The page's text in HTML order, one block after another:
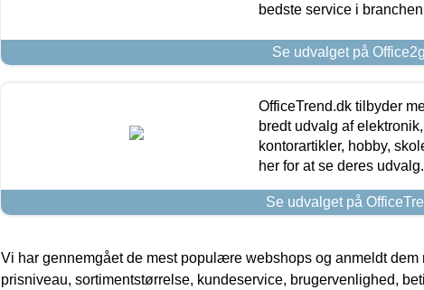
bedste service i
Se udvalget på
OfficeTrend.dk tilbyder
bredt udvalg af
kontorartikler, hobby,
her for at se deres udvalg.
Se udvalget på
Vi har gennemgået de mest populære webshops og anmeldt dem
prisniveau, sortimentstørrelse, kundeservice, brugervenlighed,